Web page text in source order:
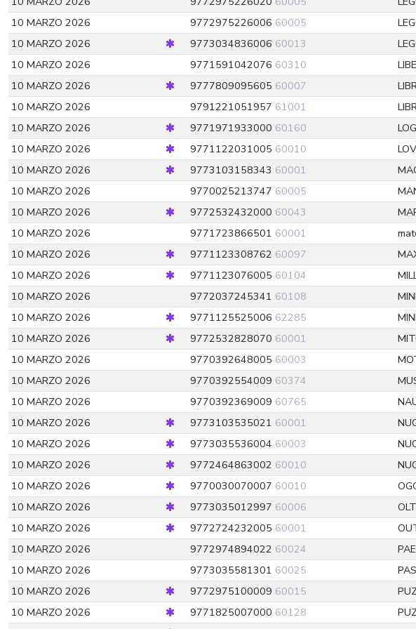
10 MARZO 2026
9772975226006 60005
10 MARZO 2026
9773034836006 60013
10 MARZO 2026
9771591042076 60310
10 MARZO 2026
9777809095605 60007
10 MARZO 2026
9791221051957 61001
10 MARZO 2026
9771971933000 60160
10 MARZO 2026
9771122031005 60010
10 MARZO 2026
9773103158343 60001
10 MARZO 2026
9770025213747 60005
10 MARZO 2026
9772532432000 60043
10 MARZO 2026
9771723866501 60001
10 MARZO 2026
9771123308762 60097
10 MARZO 2026
9771123076005 60104
10 MARZO 2026
9772037245341 60108
10 MARZO 2026
9771125525006 62285
10 MARZO 2026
9772532828070 60001
10 MARZO 2026
9770392648005 60003
10 MARZO 2026
9770392554009 60374
10 MARZO 2026
9770392369009 60765
10 MARZO 2026
9773103535021 60001
10 MARZO 2026
9773035536004 60003
10 MARZO 2026
9772464863002 60010
10 MARZO 2026
9770030070007 60010
10 MARZO 2026
9773035012997 60006
10 MARZO 2026
9772724232005 60001
10 MARZO 2026
9772974894022 60024
10 MARZO 2026
9773035581301 60025
10 MARZO 2026
9772975100009 60015
10 MARZO 2026
9771825007000 60128